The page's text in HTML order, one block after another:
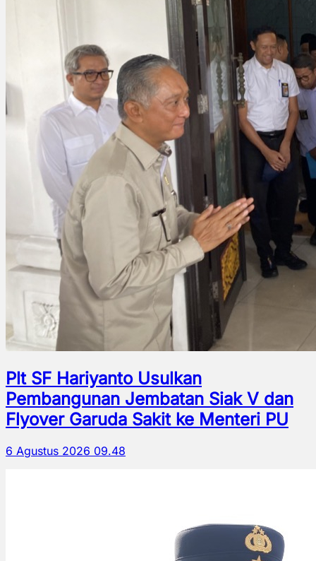
Plt SF Hariyanto Usulkan
Pembangunan Jembatan Siak V dan
Flyover Garuda Sakit ke Menteri PU
6 Agustus 2026 09.48